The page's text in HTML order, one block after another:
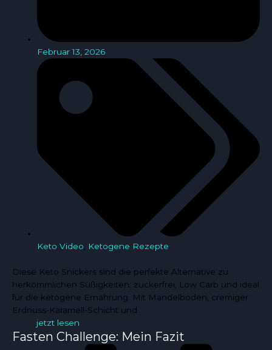
Februar 13, 2026
Keto Video Ketogene Rezepte
Diese Keto Snickers sind die perfekte Alternative zu
herkömmlichen Süßigkeiten: zuckerfrei, Low Carb und ideal
für die ketogene Ernährung. Mit Mandelboden, cremiger
Erdnuss-Karamell-Schicht und
jetzt lesen
Fasten Challenge: Mein Fazit